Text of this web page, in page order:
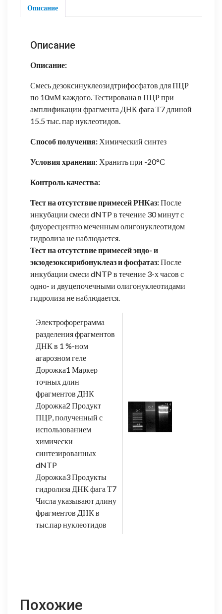
10mM
каждого,
Описание
Описание
Описание:
Смесь дезоксинуклеозидтрифосфатов для ПЦР
по 10мМ каждого. Тестирована в ПЦР при
амплификации фрагмента ДНК фага Т7 длиной
15.5 тыс. пар нуклеотидов.
Способ получения: Химический синтез
Условия хранения: Хранить при -20°С
Контроль качества:
Тест на отсутствие примесей РНКаз:После
инкубации смеси dNTP в течение 30 минут с
флуоресцентно меченным олигонуклеотидом
гидролиза не наблюдается.
Тест на отсутствие примесей эндо- и
экзодезоксирибонуклеаз и фосфатаз:После
инкубации смеси dNTP в течение 3-х часов с
одно- и двуцепочечными олигонуклеотидами
гидролиза не наблюдается.
Электрофореграмма
разделения фрагментов
ДНК в 1 %-ном
агарозном геле
Дорожка1 Маркер
точных длин
фрагментов ДНК
Дорожка2 Продукт
ПЦР, полученный с
использованием
химически
синтезированных
dNTP
Дорожка3 Продукты
гидролиза ДНК фага Т7
Числа указывают длину
фрагментов ДНК в
тыс.пар нуклеотидов
Похожие